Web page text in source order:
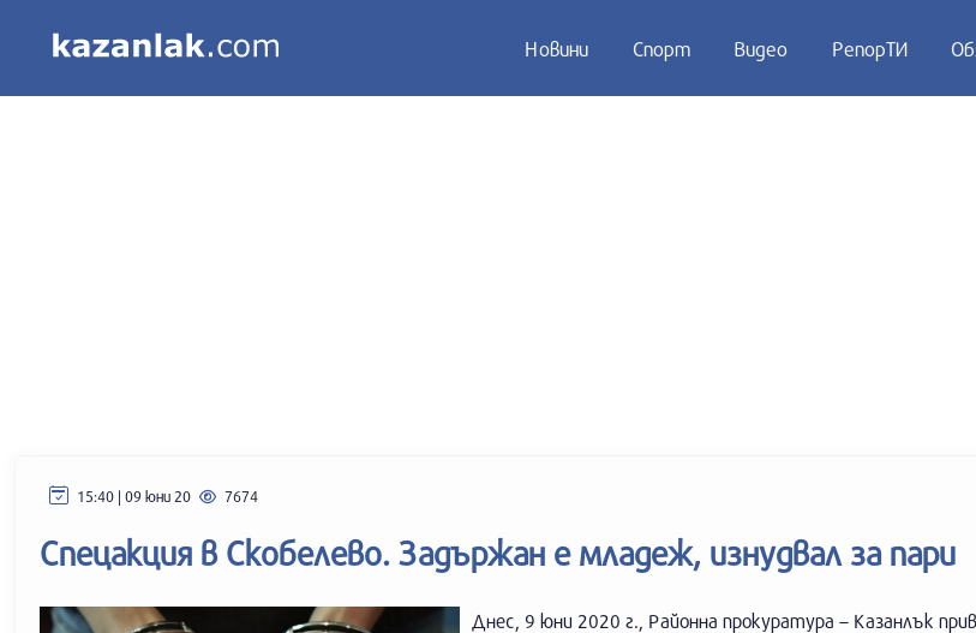
Новини Спорт Видео РепорТИ
15:40 | 09 юни 20 7674
Спецакция в Скобелево. Задържан е младеж, изнудвал за пари
Днес, 9 юни 2020 г., Районна прокуратура – Казанлък